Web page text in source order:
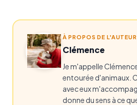
À PROPOS DE L'AUTEUR
Clémence
Je m'appelle
entourée d'animaux.
avec eux
donne du sens à ce